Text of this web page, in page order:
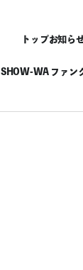
トップお知ら
SHOW-WA ファン